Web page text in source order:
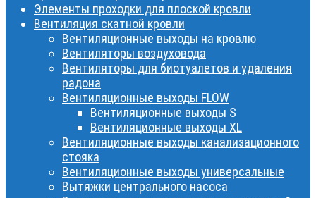
Элементы проходки для плоской кровли
Вентиляция скатной кровли
Вентиляционные выходы на кровлю
Вентиляторы воздуховода
Вентиляторы для биотуалетов и удаления
радона
Вентиляционные выходы FLOW
Вентиляционные выходы S
Вентиляционные выходы XL
Вентиляционные выходы канализационного
стояка
Вентиляционные выходы универсальные
Вытяжки центрального насоса